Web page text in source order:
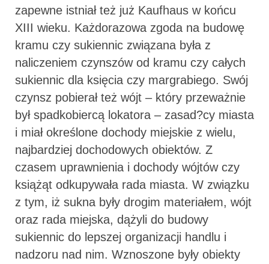
zapewne istniał też już Kaufhaus w końcu
XIII wieku. Każdorazowa zgoda na budowę
kramu czy sukiennic związana była z
naliczeniem czynszów od kramu czy całych
sukiennic dla księcia czy margrabiego. Swój
czynsz pobierał też wójt – który przeważnie
był spadkobiercą lokatora – zasad?cy miasta
i miał określone dochody miejskie z wielu,
najbardziej dochodowych obiektów. Z
czasem uprawnienia i dochody wójtów czy
książąt odkupywała rada miasta. W związku
z tym, iż sukna były drogim materiałem, wójt
oraz rada miejska, dążyli do budowy
sukiennic do lepszej organizacji handlu i
nadzoru nad nim. Wznoszone były obiekty